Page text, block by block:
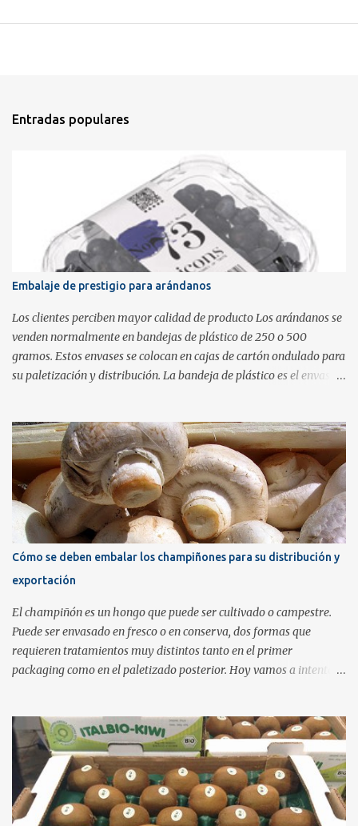
Entradas populares
Embalaje de prestigio para arándanos
Los clientes perciben mayor calidad de producto Los arándanos se
venden normalmente en bandejas de plástico de 250 o 500
gramos. Estos envases se colocan en cajas de cartón ondulado para
su paletización y distribución. La bandeja de plástico es el envase
añaden etiquetas que contienen la información de trazabilidad.
Este tipo de embalaje es el más habitual pero no transmite la
calidad del producto que lleva dentro. Una buena alternativa
consiste en utilizar una barqueta transparente con tapa de bisagra
como envase y añadir una banda impresa a modo de etiqueta y
cierre de seguridad. Estos envases de plástico PET rígido tiene un
coste alrededor de los 15 céntimos de euro mientras que el coste de
aplicar una banda impresa es de solamente 5 céntimos de euro, en
cifras calculadas a modo orientativo. No difiere mucho en coste de
utilizar una bandeja de plástico...
Cómo se deben embalar los champiñones para su distribución y
exportación
El champiñón es un hongo que puede ser cultivado o campestre.
Puede ser envasado en fresco o en conserva, dos formas que
requieren tratamientos muy distintos tanto en el primer
packaging como en el paletizado posterior. Hoy vamos a intentar
producto. El champiñón en fresco se puede envasar entero o
laminado. Normalmente en fresco se coloca en bandejas o
barquetas de poliestireno expandido recubiertas de plástico , que
puede ser perforado o no. Otras opciones menos comunes son las
cestitas rígidas o los platos para champiñones a granel de cartón o